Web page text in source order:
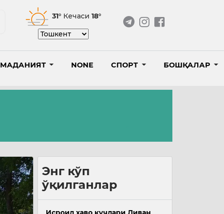
31° Кечаси 18°
МАДАНИЯТ NONE СПОРТ БОШҚАЛАР
Энг кўп
ўқилганлар